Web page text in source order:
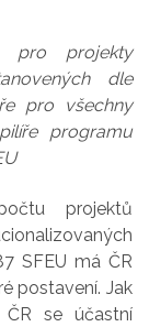
pro projekty
dle
pro všechny
programu
projektů
SFEU má ČR
postavení. Jak
se účastní